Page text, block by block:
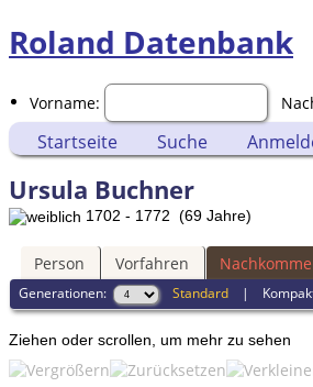
Roland Datenbank
Vorname:
Startseite Suche
Ursula Buchner
1702 - 1772 (69 Jahre)
Person Vorfahren
Generationen: Standard |
Ziehen oder scrollen, um mehr zu sehen